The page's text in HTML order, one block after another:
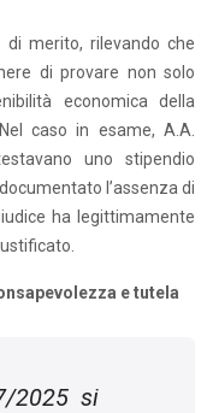
di merito, rilevando che
di provare non solo
economica della
caso in esame, A.A.
uno stipendio
l’assenza di
ha legittimamente
e tutela
2025 si